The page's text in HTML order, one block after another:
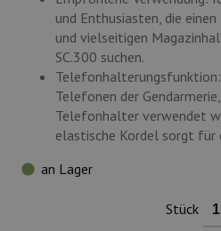
und Enthusiasten, die
und vielseitigen
SC.300 suchen.
Telefonen der
Telefonhalter verwendet
elastische Kordel sorgt für
an Lager
Stück